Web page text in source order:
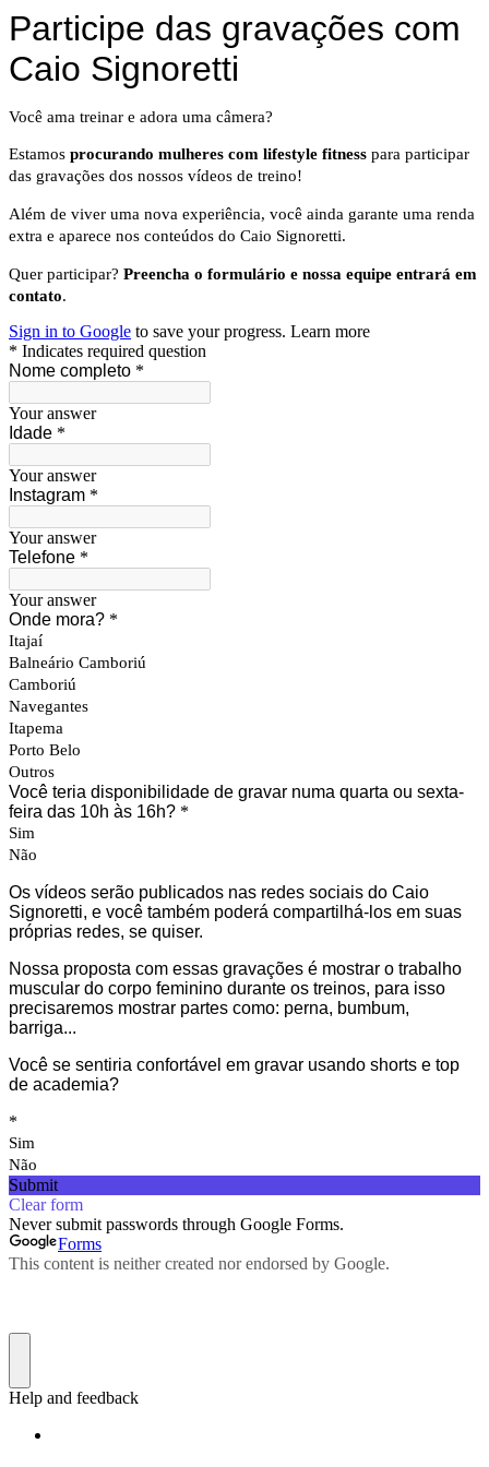
Participe das gravações com
Caio Signoretti
Você ama treinar e adora uma câmera?
Estamos procurando mulheres com lifestyle fitness para participar
das gravações dos nossos vídeos de treino!
Além de viver uma nova experiência, você ainda garante uma renda
extra e aparece nos conteúdos do Caio Signoretti.
Quer participar? Preencha o formulário e nossa equipe entrará em
contato.
Sign in to Google to save your progress. Learn more
* Indicates required question
Nome completo *
Your answer
Idade *
Your answer
Instagram *
Your answer
Telefone *
Your answer
Onde mora? *
Itajaí
Balneário Camboriú
Camboriú
Navegantes
Itapema
Porto Belo
Outros
Você teria disponibilidade de gravar numa quarta ou sexta-
feira das 10h às 16h? *
Sim
Não
Os vídeos serão publicados nas redes sociais do Caio
Signoretti, e você também poderá compartilhá-los em suas
próprias redes, se quiser.
Nossa proposta com essas gravações é mostrar o trabalho
muscular do corpo feminino durante os treinos, para isso
precisaremos mostrar partes como: perna, bumbum,
barriga...
Você se sentiria confortável em gravar usando shorts e top
de academia?
*
Sim
Não
Submit
Clear form
Never submit passwords through Google Forms.
Forms
This content is neither created nor endorsed by Google.
Help and feedback